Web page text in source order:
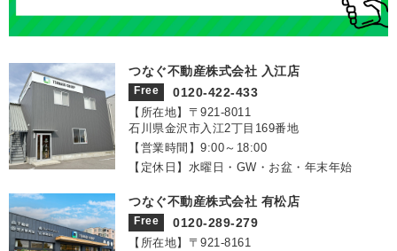
つなぐ不動産株式会社 入江店
Free 0120-422-433
【所在地】〒921‐8011
石川県金沢市入江2丁目169番地
【営業時間】9:00～18:00
【定休日】水曜日・GW・お盆・年末年始
つなぐ不動産株式会社 有松店
Free 0120-289-279
【所在地】〒921‐8161